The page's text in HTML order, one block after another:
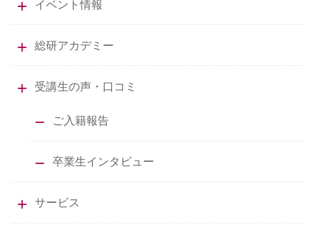
イベント情報
総研アカデミー
受講生の声・口コミ
ご入籍報告
卒業生インタビュー
サービス